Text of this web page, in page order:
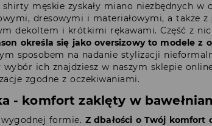
męskie zyskały miano niezbędnych w
dresowymi i materiałowymi, a także z
dekoltem i krótkimi rękawami. Część z
określa się jako oversizowy to modele z
sposobem na nadanie stylizacji
ich znajdziesz w naszym sklepie
zgodne z oczekiwaniami.
- komfort zaklęty w
formie. Z dbałości o Twój